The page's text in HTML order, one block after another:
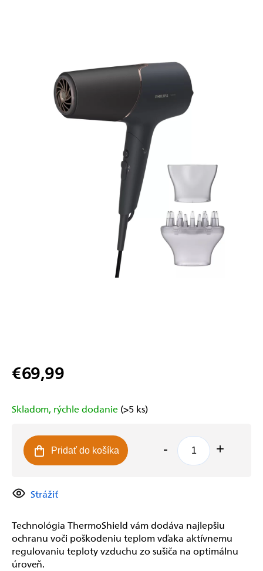
€69,99
cena:
Skladom, rýchle dodanie (>5 ks)
Pridať do košíka
Technológia ThermoShield vám dodáva najlepšiu
ochranu voči poškodeniu teplom vďaka aktívnemu
regulovaniu teploty vzduchu zo sušiča na optimálnu
úroveň.
Strážiť